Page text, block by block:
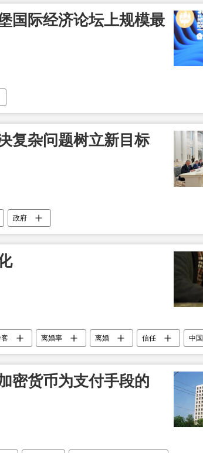
国际经济论坛上规模最
复杂问题树立新目标
政府
离婚率 离婚 信任
中国
密货币为支付手段的